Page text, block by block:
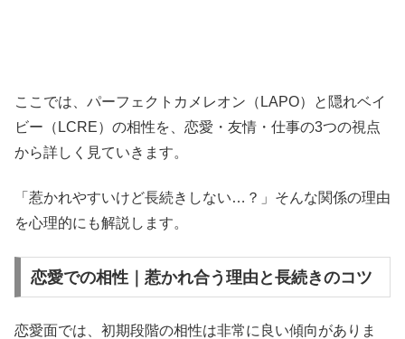
ここでは、パーフェクトカメレオン（LAPO）と隠れベイ
ビー（LCRE）の相性を、恋愛・友情・仕事の3つの視点
から詳しく見ていきます。
「惹かれやすいけど長続きしない…？」そんな関係の理由
を心理的にも解説します。
恋愛での相性｜惹かれ合う理由と長続きのコツ
恋愛面では、初期段階の相性は非常に良い傾向がありま